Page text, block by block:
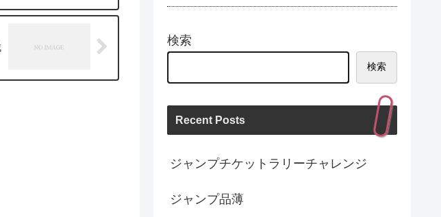
検索
検索
Recent Posts
ジャンプチケットラリーチャレンジ
ジャンプ品薄